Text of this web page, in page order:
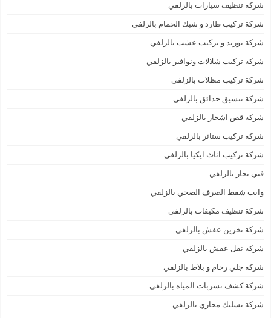
شركة تنظيف سيارات بالزلفي
شركة تركيب طارد و شبك الحمام بالزلفي
شركة توريد و تركيب عشب بالزلفي
شركة تركيب شلالات ونوافير بالزلفي
شركة تركيب مظلات بالزلفي
شركة تنسيق حدائق بالزلفي
شركة قص اشجار بالزلفي
شركة تركيب ستائر بالزلفي
شركة تركيب اثاث ايكيا بالزلفي
فني نجار بالزلفي
وايت شفط الصرف الصحي بالزلفي
شركة تنظيف مكيفات بالزلفي
شركة تخزين عفش بالزلفي
شركة نقل عفش بالزلفي
شركة جلي رخام و بلاط بالزلفي
شركة كشف تسربات المياه بالزلفي
شركة تسليك مجاري بالزلفي